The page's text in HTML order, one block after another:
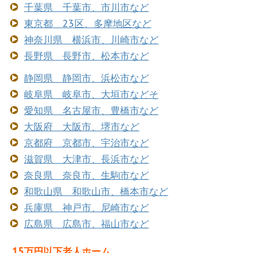
千葉県 千葉市、市川市など
東京都 23区、多摩地区など
神奈川県 横浜市、川崎市など
長野県 長野市、松本市など
静岡県 静岡市、浜松市など
岐阜県 岐阜市、大垣市などそ
愛知県 名古屋市、豊橋市など
大阪府 大阪市、堺市など
京都府 京都市、宇治市など
滋賀県 大津市、長浜市など
奈良県 奈良市、生駒市など
和歌山県 和歌山市、橋本市など
兵庫県 神戸市、尼崎市など
広島県 広島市、福山市など